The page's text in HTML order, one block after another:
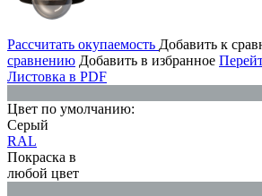
Рассчитать окупаемость Добавить к
сравнению Добавить в избранное
Листовка в PDF
Цвет по умолчанию:
Серый
RAL
Покраска в
любой цвет